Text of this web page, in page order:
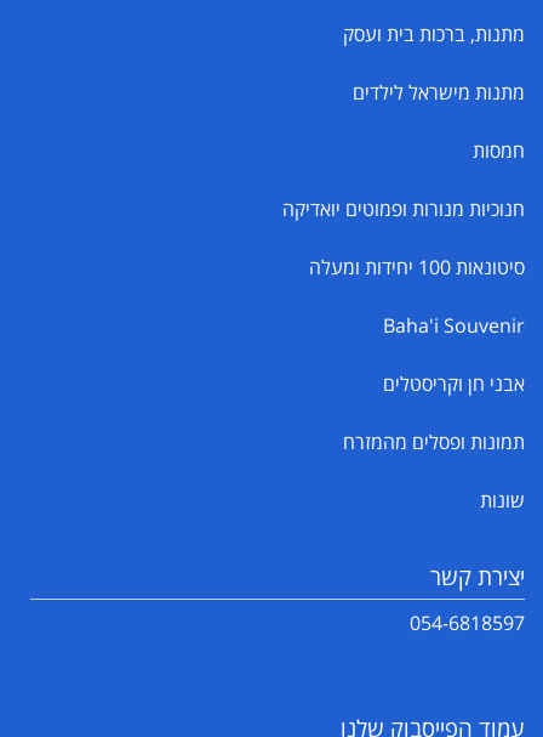
מתנות, ברכות בית ועסק
מתנות מישראל לילדים
חמסות
חנוכיות מנורות ופמוטים יואדיקה
סיטונאות 100 יחידות ומעלה
Baha'i Souvenir
אבני חן וקריסטלים
תמונות ופסלים מהמזרח
שונות
יצירת קשר
054-6818597
עמוד הפייסבוק שלנו